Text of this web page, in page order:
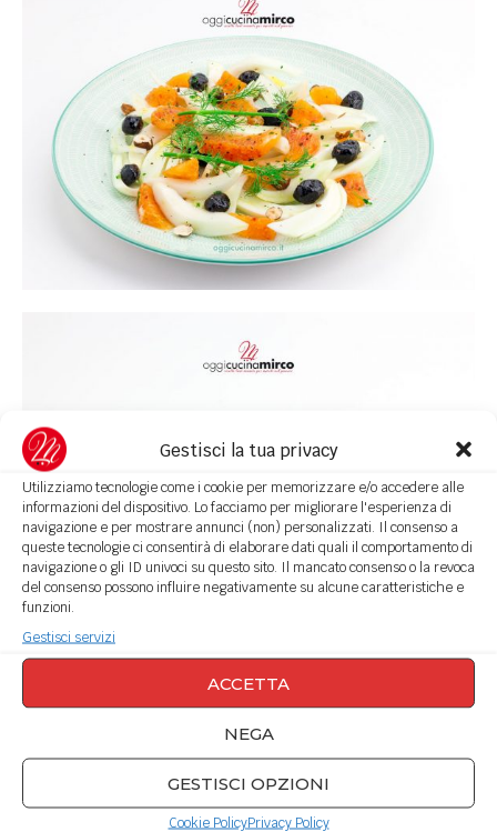
Gestisci la tua privacy
Utilizziamo tecnologie come i cookie per memorizzare e/o accedere alle
informazioni del dispositivo. Lo facciamo per migliorare l'esperienza di
navigazione e per mostrare annunci (non) personalizzati. Il consenso a
queste tecnologie ci consentirà di elaborare dati quali il comportamento di
navigazione o gli ID univoci su questo sito. Il mancato consenso o la revoca
del consenso possono influire negativamente su alcune caratteristiche e
funzioni.
Gestisci servizi
ACCETTA
NEGA
GESTISCI OPZIONI
Cookie PolicyPrivacy Policy